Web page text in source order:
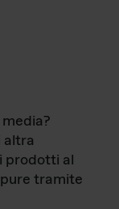
prodotti al
tramite